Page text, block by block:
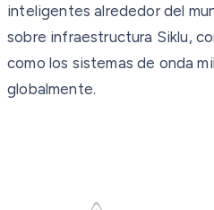
inteligentes alrededor del
sobre infraestructura Siklu,
como los sistemas de onda
globalmente.